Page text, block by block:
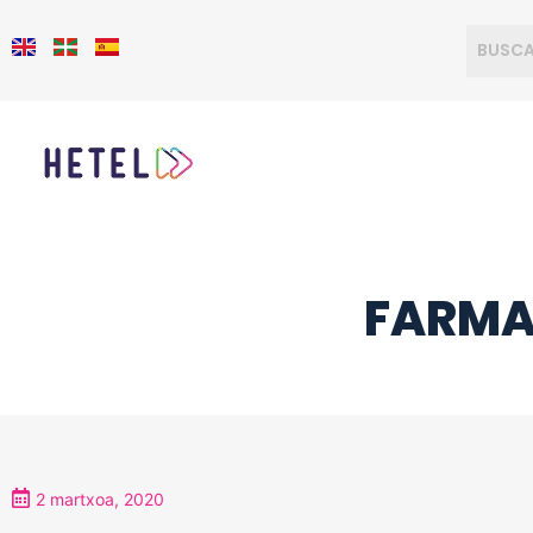
2 martxoa, 2020